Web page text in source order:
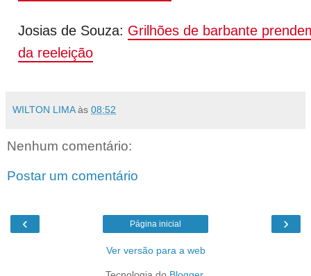
Josias de Souza: Grilhões de barbante
da reeleição
WILTON LIMA às 08:52
Nenhum comentário:
Postar um comentário
‹ ›
Página inicial
Ver versão para a web